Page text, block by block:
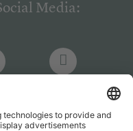
Media:
Hogrefe